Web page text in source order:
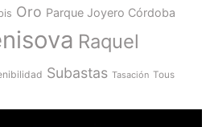
Oro Parque Joyero Córdoba
Raquel
Subastas Tasación Tous